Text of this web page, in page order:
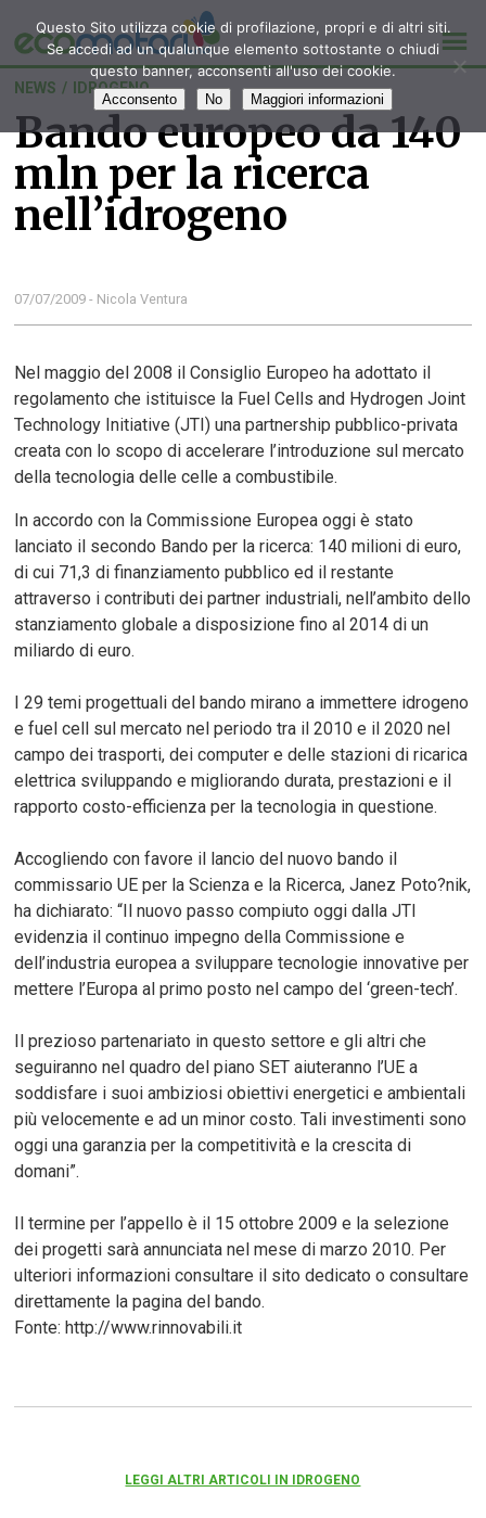
NEWS / IDROGENO
Bando europeo da 140
mln per la ricerca
nell’idrogeno
07/07/2009 - Nicola Ventura
Nel maggio del 2008 il Consiglio Europeo ha adottato il
regolamento che istituisce la Fuel Cells and Hydrogen Joint
Technology Initiative (JTI) una partnership pubblico-privata
creata con lo scopo di accelerare l’introduzione sul mercato
della tecnologia delle celle a combustibile.
In accordo con la Commissione Europea oggi è stato
lanciato il secondo Bando per la ricerca: 140 milioni di euro,
di cui 71,3 di finanziamento pubblico ed il restante
attraverso i contributi dei partner industriali, nell’ambito dello
stanziamento globale a disposizione fino al 2014 di un
miliardo di euro.
I 29 temi progettuali del bando mirano a immettere idrogeno
e fuel cell sul mercato nel periodo tra il 2010 e il 2020 nel
campo dei trasporti, dei computer e delle stazioni di ricarica
elettrica sviluppando e migliorando durata, prestazioni e il
rapporto costo-efficienza per la tecnologia in questione.
Accogliendo con favore il lancio del nuovo bando il
commissario UE per la Scienza e la Ricerca, Janez Poto?nik,
ha dichiarato: “Il nuovo passo compiuto oggi dalla JTI
evidenzia il continuo impegno della Commissione e
dell’industria europea a sviluppare tecnologie innovative per
mettere l’Europa al primo posto nel campo del ‘green-tech’.
Il prezioso partenariato in questo settore e gli altri che
seguiranno nel quadro del piano SET aiuteranno l’UE a
soddisfare i suoi ambiziosi obiettivi energetici e ambientali
più velocemente e ad un minor costo. Tali investimenti sono
oggi una garanzia per la competitività e la crescita di
domani”.
Il termine per l’appello è il 15 ottobre 2009 e la selezione
dei progetti sarà annunciata nel mese di marzo 2010. Per
ulteriori informazioni consultare il sito dedicato o consultare
direttamente la pagina del bando.
Fonte: http://www.rinnovabili.it
LEGGI ALTRI ARTICOLI IN IDROGENO
Questo Sito utilizza cookie di profilazione, propri e di altri siti.
Se accedi ad un qualunque elemento sottostante o chiudi
questo banner, acconsenti all'uso dei cookie.
Acconsento No Maggiori informazioni